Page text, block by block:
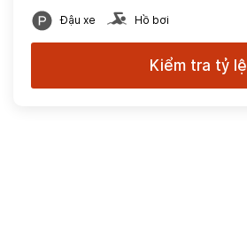
Đậu xe Hồ bơi
Kiểm tra tỷ lệ